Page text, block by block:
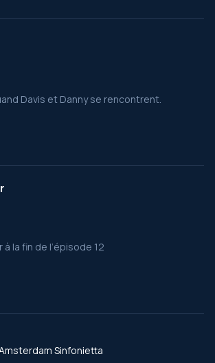
Davis et Danny se rencontrent.
la fin de l’épisode 12
Sinfonietta